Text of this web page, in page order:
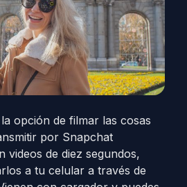
opción de filmar las cosas
por Snapchat
videos de diez segundos,
a tu celular a través de